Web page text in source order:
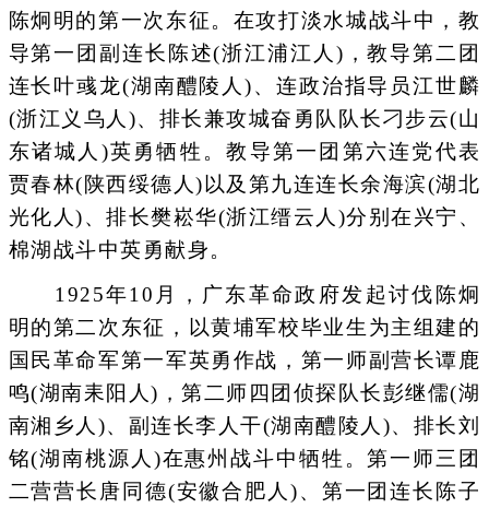
陈炯明的第一次东征。在攻打淡水城战斗中，教
导第一团副连长陈述(浙江浦江人)，教导第二团
连长叶彧龙(湖南醴陵人)、连政治指导员江世麟
(浙江义乌人)、排长兼攻城奋勇队队长刁步云(山
东诸城人)英勇牺牲。教导第一团第六连党代表
贾春林(陕西绥德人)以及第九连连长余海滨(湖北
光化人)、排长樊崧华(浙江缙云人)分别在兴宁、
棉湖战斗中英勇献身。
1925年10月，广东革命政府发起讨伐陈炯
明的第二次东征，以黄埔军校毕业生为主组建的
国民革命军第一军英勇作战，第一师副营长谭鹿
鸣(湖南耒阳人)，第二师四团侦探队长彭继儒(湖
南湘乡人)、副连长李人干(湖南醴陵人)、排长刘
铭(湖南桃源人)在惠州战斗中牺牲。第一师三团
二营营长唐同德(安徽合肥人)、第一团连长陈子